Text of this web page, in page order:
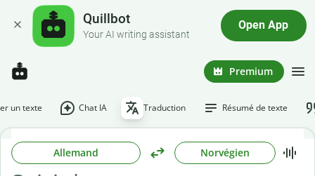
Quillbot
Your AI writing assistant
Open App
Premium
un texte Chat IA Traduction Résumé de texte
Allemand Norvégien